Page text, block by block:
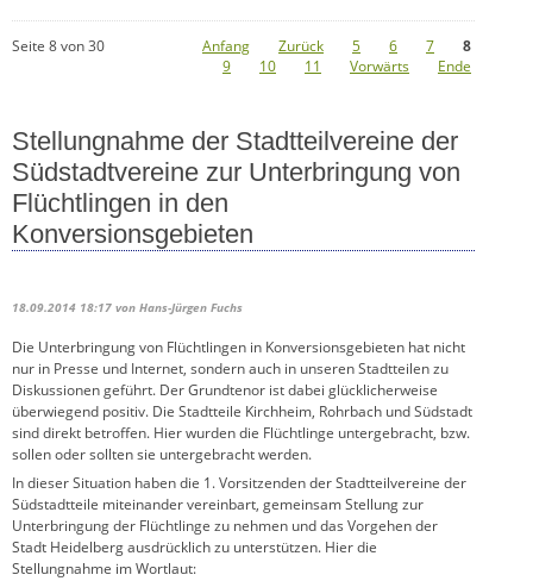
Seite 8 von 30 Anfang Zurück 5 6 7
8
9
10 11 Vorwärts Ende
Stellungnahme der Stadtteilvereine der
Südstadtvereine zur Unterbringung von
Flüchtlingen in den
Konversionsgebieten
18.09.2014 18:17 von Hans-Jürgen Fuchs
Die Unterbringung von Flüchtlingen in Konversionsgebieten hat nicht
nur in Presse und Internet, sondern auch in unseren Stadtteilen zu
Diskussionen geführt. Der Grundtenor ist dabei glücklicherweise
überwiegend positiv. Die Stadtteile Kirchheim, Rohrbach und Südstadt
sind direkt betroffen. Hier wurden die Flüchtlinge untergebracht, bzw.
sollen oder sollten sie untergebracht werden.
In dieser Situation haben die 1. Vorsitzenden der Stadtteilvereine der
Südstadtteile miteinander vereinbart, gemeinsam Stellung zur
Unterbringung der Flüchtlinge zu nehmen und das Vorgehen der
Stadt Heidelberg ausdrücklich zu unterstützen. Hier die
Stellungnahme im Wortlaut: